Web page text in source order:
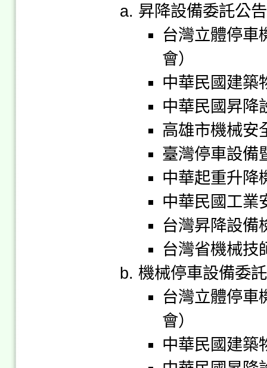
昇降設備委託公
台灣立體停車
會）
中華民國建築
中華民國昇降
高雄市機械安
臺灣停車設備
中華起重升降
中華民國工業
台灣昇降設備
台灣省機械技
機械停車設備委
台灣立體停車
會）
中華民國建築